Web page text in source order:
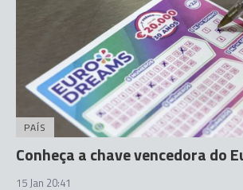
PAÍS
Conheça a chave vencedora do
15 Jan 20:41